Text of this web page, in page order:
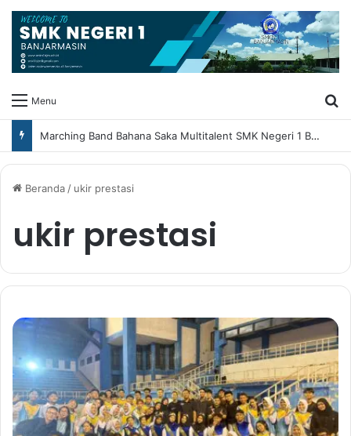
Menu
Marching Band Bahana Saka Multitalent SMK Negeri 1 Banjarmasin Borong Prestasi di Festival Borneo Marching Day 2026
Beranda/ ukir prestasi
ukir prestasi